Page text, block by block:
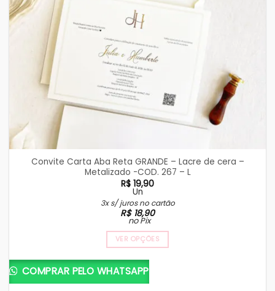
Convite Carta Aba Reta GRANDE – Lacre de cera –
Metalizado -COD. 267 – L
R$ 19,90
Un
3x s/ juros no cartão
R$18,90
no Pix
VER OPÇÕES
COMPRAR PELO WHATSAPP